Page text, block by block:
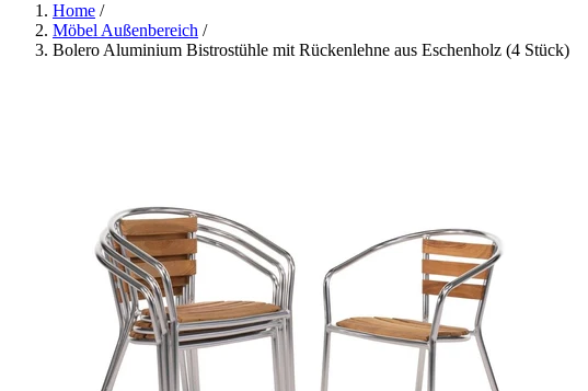
Home /
Möbel Außenbereich /
Bolero Aluminium Bistrostühle mit Rückenlehne aus Eschenholz (4 Stück)